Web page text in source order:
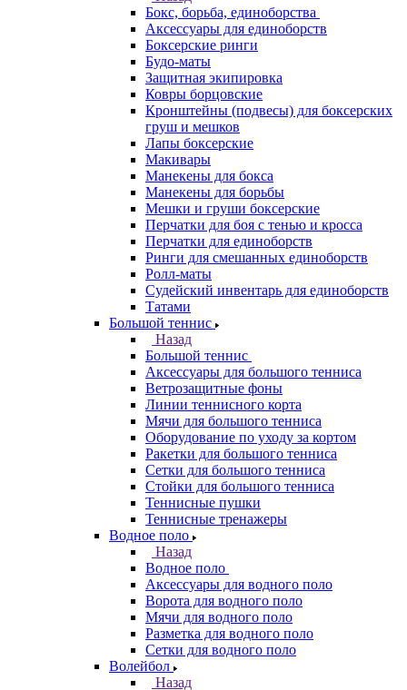
Бокс, борьба, единоборства
Аксессуары для единоборств
Боксерские ринги
Будо-маты
Защитная экипировка
Ковры борцовские
Кронштейны (подвесы) для боксерских
груш и мешков
Лапы боксерские
Макивары
Манекены для бокса
Манекены для борьбы
Мешки и груши боксерские
Перчатки для боя с тенью и кросса
Перчатки для единоборств
Ринги для смешанных единоборств
Ролл-маты
Судейский инвентарь для единоборств
Татами
Большой теннис
Назад
Большой теннис
Аксессуары для большого тенниса
Ветрозащитные фоны
Линии теннисного корта
Мячи для большого тенниса
Оборудование по уходу за кортом
Ракетки для большого тенниса
Сетки для большого тенниса
Стойки для большого тенниса
Теннисные пушки
Теннисные тренажеры
Водное поло
Назад
Водное поло
Аксессуары для водного поло
Ворота для водного поло
Мячи для водного поло
Разметка для водного поло
Сетки для водного поло
Волейбол
Назад